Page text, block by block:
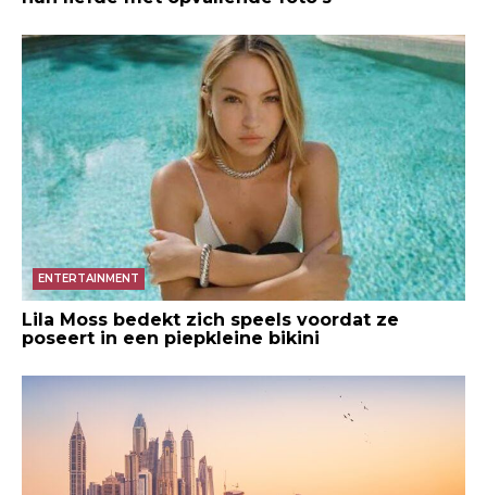
ENTERTAINMENT
Lila Moss bedekt zich speels voordat ze
poseert in een piepkleine bikini